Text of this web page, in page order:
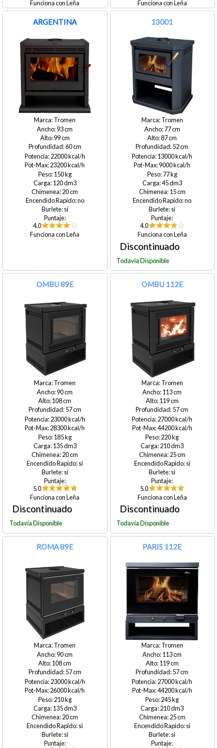
Leña Leña
ARGENTINA
Tromen
93
99
60
22000
23200
150
120
20
no
si
4.0
Leña
13001
Tromen
77
87
52
13000
9000
77
45
15
no
si
4.0
Leña
OMBU 89E
Tromen
90
108
57
23000
28300
185
135
20
si
si
5.0
Leña
OMBU 112E
Tromen
113
119
57
27000
44200
220
210
25
si
si
5.0
Leña
ROMA 89E
Tromen
90
108
57
23000
26000
210
135
20
si
si
PARIS 112E
Tromen
113
119
57
27000
44200
245
210
25
si
si